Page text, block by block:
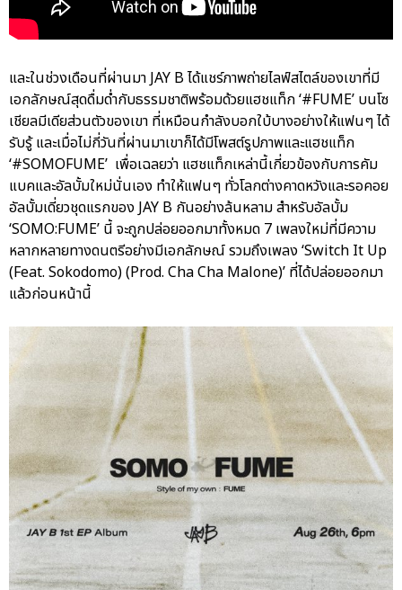
และในช่วงเดือนที่ผ่านมา JAY B ได้แชร์ภาพถ่ายไลฟ์สไตล์ของเขาที่มี
เอกลักษณ์สุดดื่มด่ำกับธรรมชาติพร้อมด้วยแฮชแท็ก ‘#FUME’ บนโซ
เชียลมีเดียส่วนตัวของเขา ที่เหมือนกำลังบอกใบ้บางอย่างให้แฟนๆ ได้
รับรู้ และเมื่อไม่กี่วันที่ผ่านมาเขาก็ได้มีโพสต์รูปภาพและแฮชแท็ก
‘#SOMOFUME’ เพื่อเฉลยว่า แฮชแท็กเหล่านี้เกี่ยวข้องกับการคัม
แบคและอัลบั้มใหม่นั่นเอง ทำให้แฟนๆ ทั่วโลกต่างคาดหวังและรอคอย
อัลบั้มเดี่ยวชุดแรกของ JAY B กันอย่างล้นหลาม สำหรับอัลบั้ม
‘SOMO:FUME’ นี้ จะถูกปล่อยออกมาทั้งหมด 7 เพลงใหม่ที่มีความ
หลากหลายทางดนตรีอย่างมีเอกลักษณ์ รวมถึงเพลง ‘Switch It Up
(Feat. Sokodomo) (Prod. Cha Cha Malone)’ ที่ได้ปล่อยออกมา
แล้วก่อนหน้านี้